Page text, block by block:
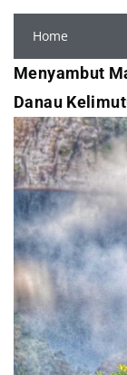
Home
Menyambut
Danau